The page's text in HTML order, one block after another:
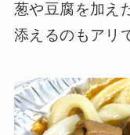
葱や豆腐を加え
添えるのもアリ